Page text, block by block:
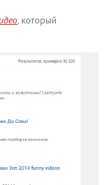
, который